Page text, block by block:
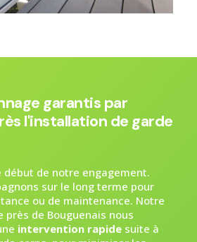
garantis par
l'installation de garde
de notre engagement.
sur le long terme pour
ou de maintenance. Notre
de Bouguenais nous
intervention rapidesuite à